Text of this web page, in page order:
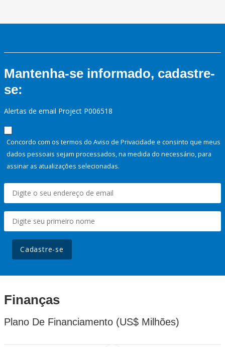
Mantenha-se informado, cadastre-
se:
Alertas de email Project P006518
Concordo com os termos do Aviso de Privacidade e consinto que meus
dados pessoais sejam processados, na medida do necessário, para
assinar as atualizações selecionadas.
Cadastre-se
Finanças
Plano De Financiamento (US$ Milhões)